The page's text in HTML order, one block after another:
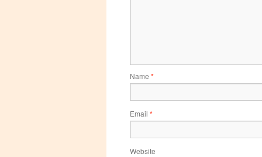
Name *
Email *
Website